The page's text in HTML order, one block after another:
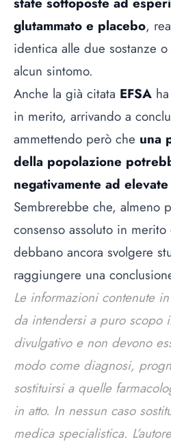
glutammato e placebo,
identica alle due sostanze
alcun sintomo.
Anche la già citata EFSA
in merito, arrivando a
ammettendo però che una
della popolazione
negativamente ad
Sembrerebbe che, almeno
consenso assoluto in
debbano ancora svolgere
raggiungere una
Le informazioni contenute
da intendersi a puro scopo
divulgativo e non devono
modo come diagnosi,
sostituirsi a quelle
in atto. In nessun caso
medica specialistica.